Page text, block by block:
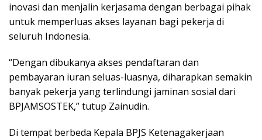
inovasi dan menjalin kerjasama dengan berbagai pihak
untuk memperluas akses layanan bagi pekerja di
seluruh Indonesia.
“Dengan dibukanya akses pendaftaran dan
pembayaran iuran seluas-luasnya, diharapkan semakin
banyak pekerja yang terlindungi jaminan sosial dari
BPJAMSOSTEK,” tutup Zainudin.
Di tempat berbeda Kepala BPJS Ketenagakerjaan